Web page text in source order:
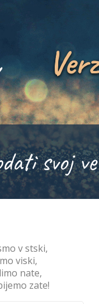
svoj
v stski,
viski,
nate,
zate!